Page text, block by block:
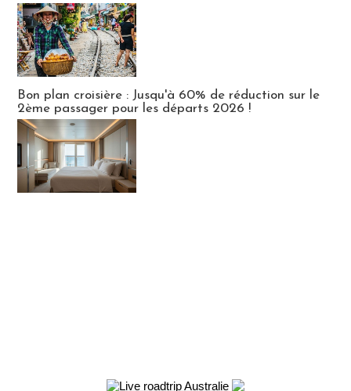
Bon plan croisière : Jusqu'à 60% de réduction sur le
2ème passager pour les départs 2026 !